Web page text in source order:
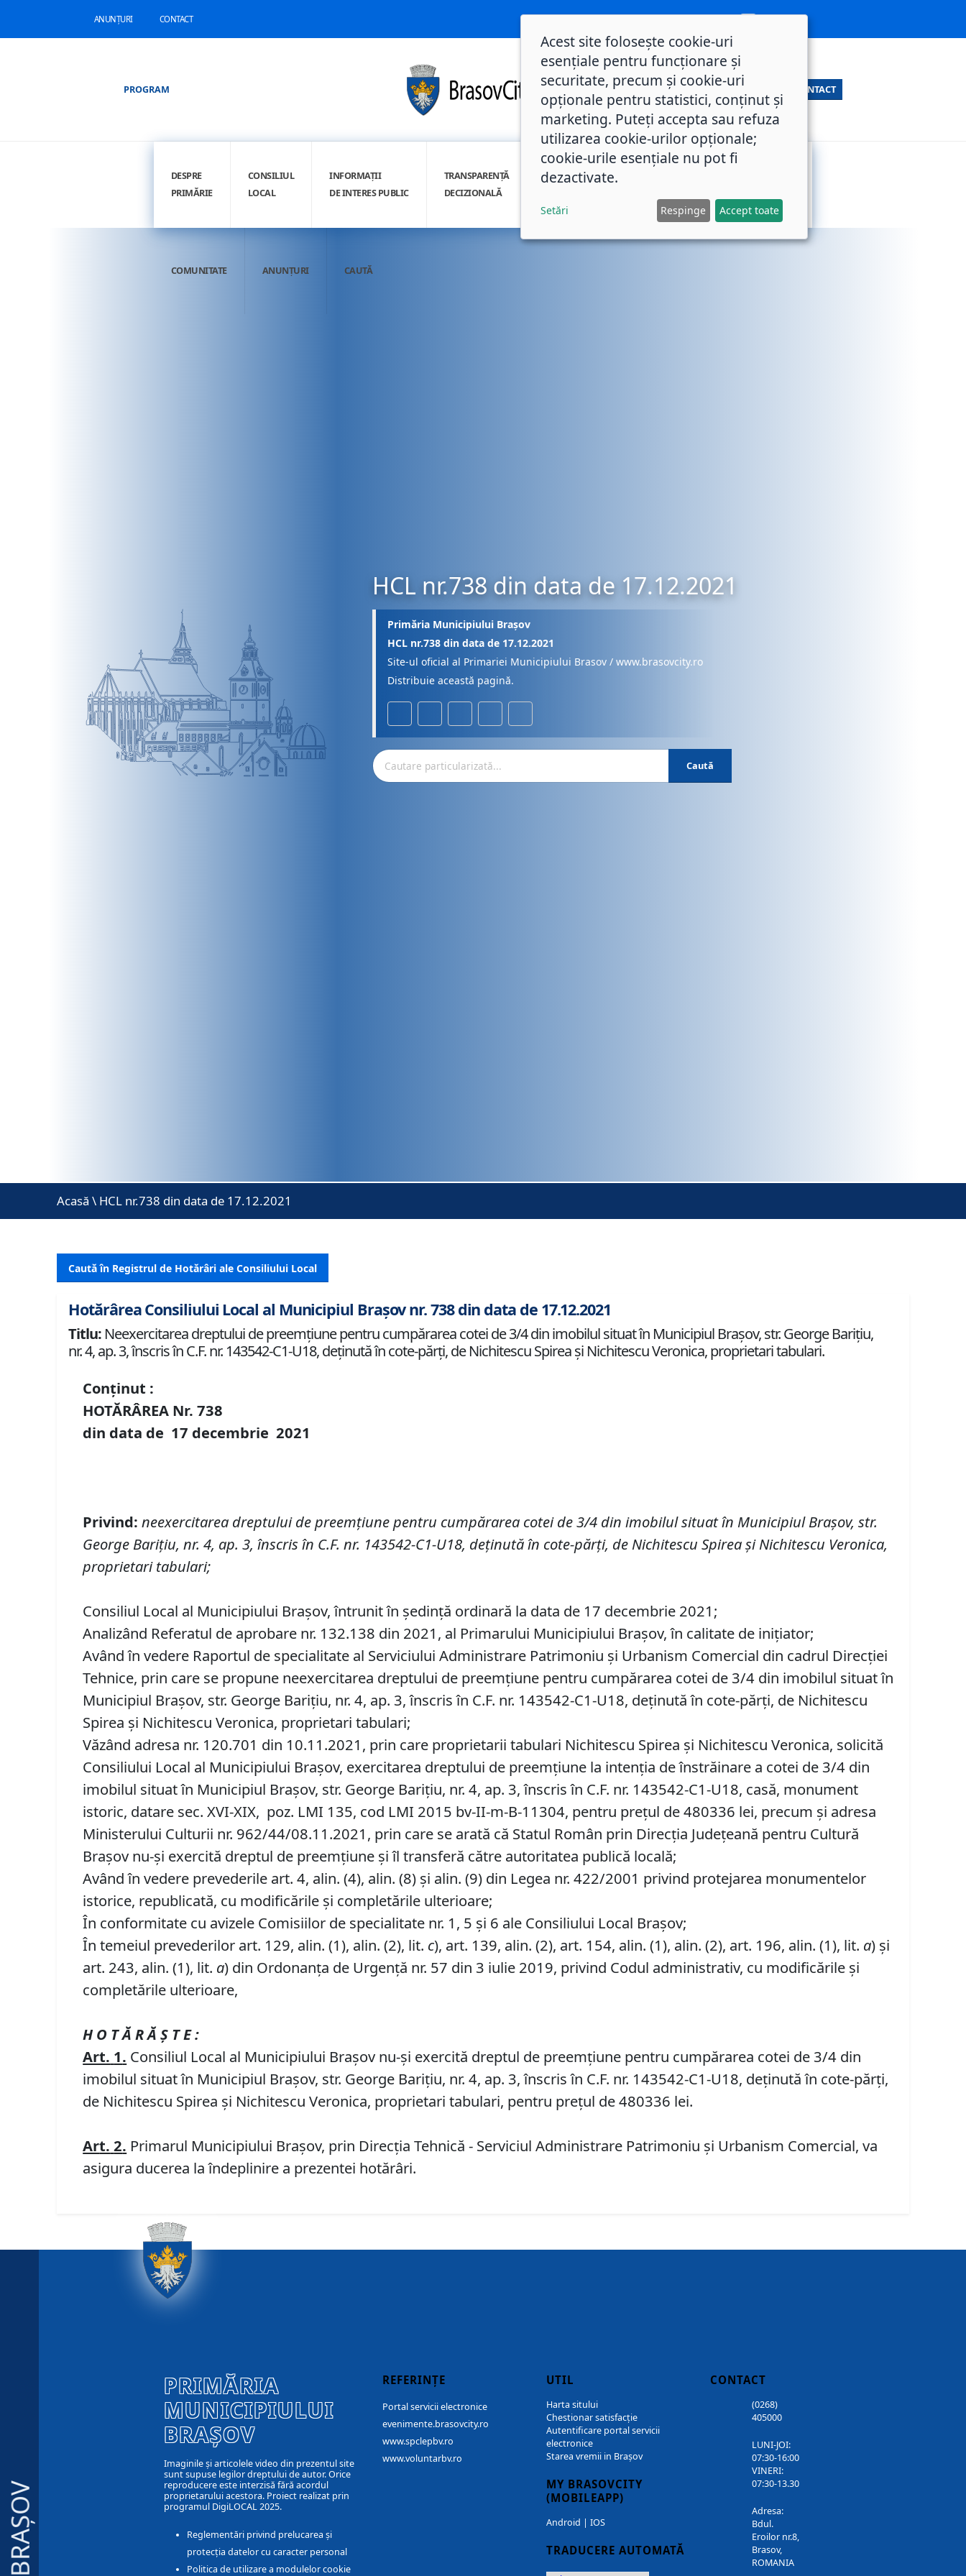
ANUNȚURI CONTACT
PROGRAM CONTACT
DESPRE
PRIMĂRIE
CONSILIUL
LOCAL
INFORMAȚII
DE INTERES PUBLIC
TRANSPARENȚĂ
DECIZIONALĂ
INTEGRITATE
COMUNITATE ANUNȚURI CAUTĂ
HCL nr.738 din data de 17.12.2021
Primăria Municipiului Brașov
HCL nr.738 din data de 17.12.2021
Site-ul oficial al Primariei Municipiului Brasov / www.brasovcity.ro
Distribuie această pagină.
Caută
Acasă \ HCL nr.738 din data de 17.12.2021
Caută în Registrul de Hotărâri ale Consiliului Local
Hotărârea Consiliului Local al Municipiul Brașov nr. 738 din data de 17.12.2021
Titlu: Neexercitarea dreptului de preemţiune pentru cumpărarea cotei de 3/4 din imobilul situat în Municipiul Braşov, str. George Barițiu,
nr. 4, ap. 3, înscris în C.F. nr. 143542-C1-U18, deținută în cote-părți, de Nichitescu Spirea și Nichitescu Veronica, proprietari tabulari.
Conținut :
HOTĂRÂREA Nr.738
din data de 17 decembrie2021
Privind: neexercitarea dreptului de preemţiune pentru cumpărarea cotei de 3/4 dinimobilulsituat în Municipiul Braşov,str.
George Barițiu, nr. 4, ap. 3, înscris în C.F. nr. 143542-C1-U18, deținutăîn cote-părți, de Nichitescu Spirea și Nichitescu Veronica,
proprietari tabulari;
Consiliul Local al Municipiului Brașov, întrunit în ședință ordinară la data de 17 decembrie 2021;
Analizând Referatul de aprobare nr. 132.138 din 2021, al Primarului Municipiului Braşov, în calitate de inițiator;
Având în vedere Raportul de specialitate al Serviciului Administrare Patrimoniu şi Urbanism Comercial din cadrul Direcţiei
Tehnice, prin care se propune neexercitarea dreptului de preemţiune pentru cumpărarea cotei de 3/4 din imobilul situat în
Municipiul Braşov, str. George Barițiu, nr. 4, ap. 3, înscris în C.F. nr. 143542-C1-U18, deținută în cote-părți, de Nichitescu
Spirea și Nichitescu Veronica, proprietari tabulari;
Văzând adresa nr. 120.701 din 10.11.2021, prin care proprietarii tabulari Nichitescu Spirea și Nichitescu Veronica, solicită
Consiliului Local al Municipiului Brașov, exercitarea dreptului de preemţiune la intenția de înstrăinare a cotei de 3/4 din
imobilul situat în Municipiul Braşov, str. George Barițiu, nr. 4, ap. 3, înscris în C.F. nr. 143542-C1-U18, casă, monument
istoric, datare sec. XVI-XIX, poz. LMI 135, cod LMI 2015 bv-II-m-B-11304, pentru prețul de 480336 lei, precum şi adresa
Ministerului Culturii nr. 962/44/08.11.2021, prin care se arată că Statul Român prin Direcția Județeană pentru Cultură
Brașov nu-și exercită dreptul de preemțiune și îl transferă către autoritatea publică locală;
Având în vedere prevederile art. 4, alin. (4), alin. (8) şi alin. (9) din Legea nr. 422/2001 privind protejarea monumentelor
istorice, republicată, cu modificările şi completările ulterioare;
În conformitate cu avizele Comisiilor de specialitate nr. 1, 5 și 6 ale Consiliului Local Brașov;
În temeiul prevederilor art. 129, alin. (1), alin. (2), lit. c), art. 139, alin. (2), art. 154, alin. (1), alin. (2), art. 196, alin. (1), lit. a) și
art. 243, alin. (1), lit. a) din Ordonanța de Urgență nr. 57 din 3 iulie 2019, privind Codul administrativ, cu modificările și
completările ulterioare,
H O T Ă R Ă Ş T E :
Art. 1. Consiliul Local al Municipiului Braşov nu-și exercită dreptul de preemţiune pentru cumpărarea cotei de 3/4 din
imobilul situat în Municipiul Braşov, str. George Barițiu, nr. 4, ap. 3, înscris în C.F. nr. 143542-C1-U18, deținută în cote-părți,
de Nichitescu Spirea și Nichitescu Veronica, proprietari tabulari, pentru prețul de 480336 lei.
Art. 2. Primarul Municipiului Braşov, prin Direcţia Tehnică - Serviciul Administrare Patrimoniu şi Urbanism Comercial, va
asigura ducerea la îndeplinire a prezentei hotărâri.
BRAȘOV
PRIMĂRIA
MUNICIPIULUI
BRAȘOV
Imaginile și articolele video din prezentul site
sunt supuse legilor dreptului de autor. Orice
reproducere este interzisă fără acordul
proprietarului acestora. Proiect realizat prin
programul DigiLOCAL 2025.
Reglementări privind prelucarea și
protecția datelor cu caracter personal
Politica de utilizare a modulelor cookie
REFERINȚE
Portal servicii electronice
evenimente.brasovcity.ro
www.spclepbv.ro
www.voluntarbv.ro
UTIL
Harta sitului
Chestionar satisfacție
Autentificare portal servicii
electronice
Starea vremii in Brașov
MY BRASOVCITY
(MOBILEAPP)
Android | IOS
TRADUCERE AUTOMATĂ
CONTACT
(0268)
405000
LUNI-JOI:
07:30-16:00
VINERI:
07:30-13.30
Adresa:
Bdul.
Eroilor nr.8,
Brasov,
ROMANIA
Acest site folosește cookie-uri
esențiale pentru funcționare și
securitate, precum și cookie-uri
opționale pentru statistici, conținut și
marketing. Puteți accepta sau refuza
utilizarea cookie-urilor opționale;
cookie-urile esențiale nu pot fi
dezactivate.
Setări Respinge Accept toate